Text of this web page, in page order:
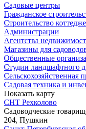
Садовые центры
Гражданское
Строительство
Администрации
Агентства
Магазины для
Общественные
Студии ландшафтного
Сельскохозяйственная
Садовая техника и
Показать карту
СНТ Рехколово
Садоводческие
204, Пушкин